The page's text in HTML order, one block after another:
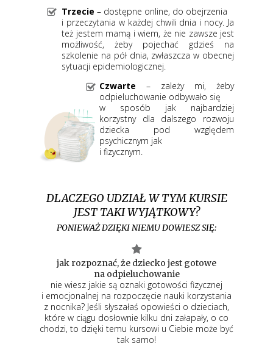
Trzecie – dostępne online, do obejrzenia
i przeczytania w każdej chwili dnia i nocy. Ja
też jestem mamą i wiem, że nie zawsze jest
możliwość, żeby pojechać gdzieś na
szkolenie na pół dnia, zwłaszcza w obecnej
sytuacji epidemiologicznej.
Czwarte – zależy mi, żeby
odpieluchowanie odbywało się
w sposób jak najbardziej
korzystny dla dalszego rozwoju
dziecka pod względem
psychicznym jak
i fizycznym.
jak rozpoznać, że dziecko jest gotowe
na odpieluchowanie
nie wiesz jakie są oznaki gotowości fizycznej
i emocjonalnej na rozpoczęcie nauki korzystania
z nocnika? Jeśli słyszałaś opowieści o dzieciach,
które w ciągu dosłownie kilku dni załapały, o co
chodzi, to dzięki temu kursowi u Ciebie może być
tak samo!
PONIEWAŻ DZIĘKI NIEMU DOWIESZ SIĘ:
DLACZEGO UDZIAŁ W TYM KURSIE
JEST TAKI WYJĄTKOWY?